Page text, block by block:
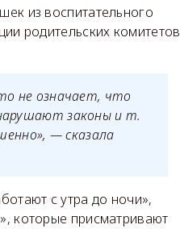
из воспитательного
родительских комитетов
не означает, что
законы и т.
— сказала
с утра до ночи»,
которые присматривают